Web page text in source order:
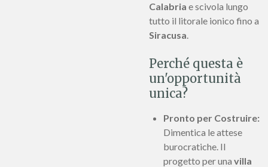
Calabria e scivola lungo
tutto il litorale ionico fino a
Siracusa.
Perché questa è
un'opportunità
unica?
Pronto per Costruire:
Dimentica le attese
burocratiche. Il
progetto per una villa